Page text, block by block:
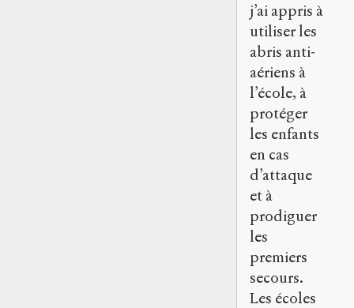
j’ai appris à
utiliser les
abris anti-
aériens à
l’école, à
protéger
les enfants
en cas
d’attaque
et à
prodiguer
les
premiers
secours.
Les écoles